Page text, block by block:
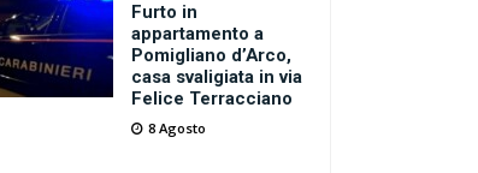
Furto in
appartamento a
Pomigliano d’Arco,
casa svaligiata in via
Felice Terracciano
8 Agosto